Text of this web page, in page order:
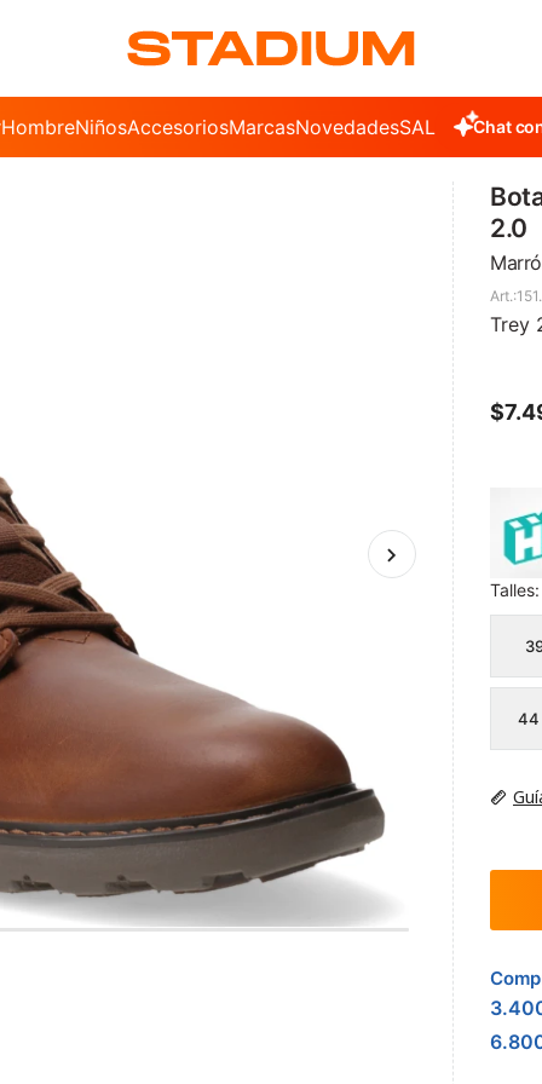
HombreNiñosAccesoriosMarcasNovedadesSALE Chat
2.0
Trey
$
Talles:
44